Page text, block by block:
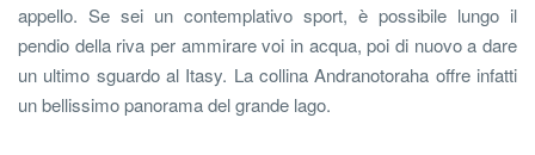
appello. Se sei un contemplativo sport, è possibile lungo il
pendio della riva per ammirare voi in acqua, poi di nuovo a dare
un ultimo sguardo al Itasy. La collina Andranotoraha offre infatti
un bellissimo panorama del grande lago.